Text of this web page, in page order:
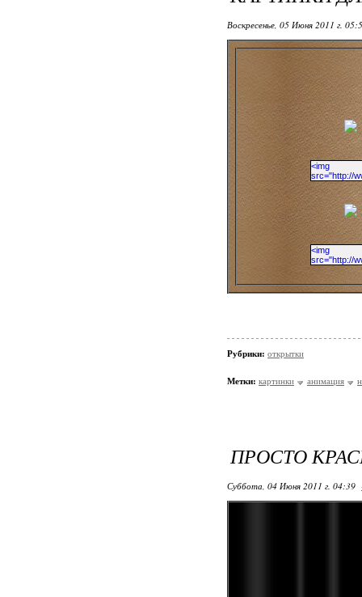
Воскресенье, 05 Июня 2011 г.
Рубрики: открытки
Метки: картинки анимация
ПРОСТО
Суббота, 04 Июня 2011 г. 04:39